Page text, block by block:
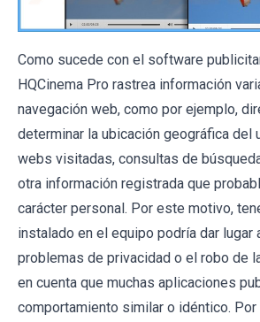
Como sucede con el software
HQCinema Pro rastrea información
navegación web, como por ejemplo,
determinar la ubicación geográfica del
webs visitadas, consultas de
otra información registrada que
carácter personal. Por este motivo,
instalado en el equipo podría dar lugar
problemas de privacidad o el robo de
en cuenta que muchas aplicaciones
comportamiento similar o idéntico. Por